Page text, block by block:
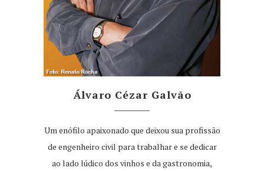
Álvaro Cézar Galvão
Um enófilo apaixonado que deixou sua profissão
de engenheiro civil para trabalhar e se dedicar
ao lado lúdico dos vinhos e da gastronomia,